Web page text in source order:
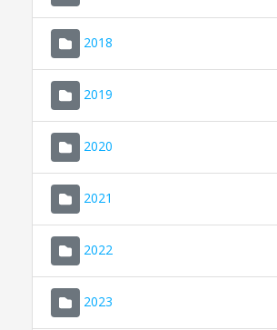
2018
2019
2020
2021
2022
2023